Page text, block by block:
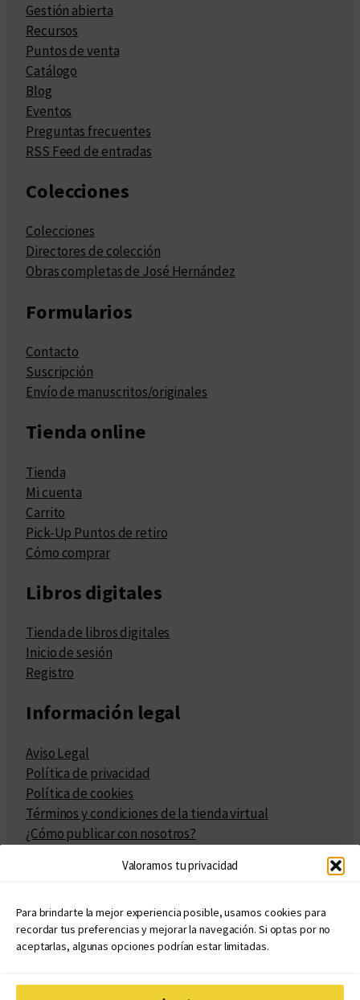
Valoramos tu privacidad
Para brindarte la mejor experiencia posible, usamos cookies para
recordar tus preferencias y mejorar la navegación. Si optas por no
aceptarlas, algunas opciones podrían estar limitadas.
Gestión abierta
Recursos
Puntos de venta
Catálogo
Blog
Eventos
Preguntas frecuentes
RSS Feed de entradas
Colecciones
Colecciones
Directores de colección
Obras completas de José Hernández
Formularios
Contacto
Suscripción
Envío de manuscritos/originales
Tienda online
Tienda
Mi cuenta
Carrito
Pick-Up Puntos de retiro
Cómo comprar
Libros digitales
Tienda de libros digitales
Inicio de sesión
Registro
Información legal
Aviso Legal
Política de privacidad
Política de cookies
Términos y condiciones de la tienda virtual
¿Cómo publicar con nosotros?
Políticas de publicación
Políticas de coedición
Atribuciones